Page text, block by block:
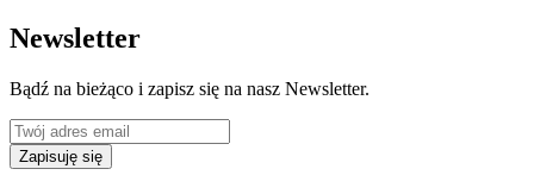
Newsletter
Bądź na bieżąco i zapisz się na nasz Newsletter.
Zapisuję się